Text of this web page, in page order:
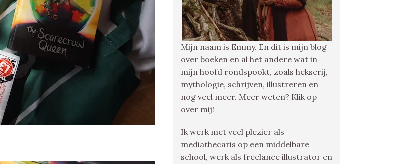
Mijn naam is Emmy. En dit is mijn blog
over boeken en al het andere wat in
mijn hoofd rondspookt, zoals hekserij,
mythologie, schrijven, illustreren en
nog veel meer. Meer weten? Klik op
over mij!
Ik werk met veel plezier als
mediathecaris op een middelbare
school, werk als freelance illustrator en